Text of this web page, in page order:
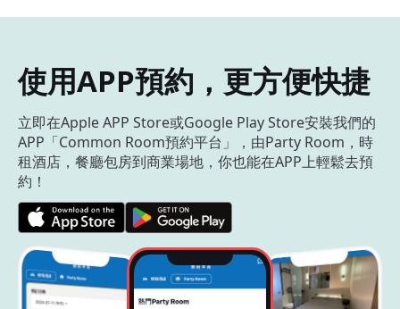
使用APP預約，更方便快捷
立即在Apple APP Store或Google Play Store安裝我們的
APP「Common Room預約平台」，由Party Room，時
租酒店，餐廳包房到商業場地，你也能在APP上輕鬆去預
約！